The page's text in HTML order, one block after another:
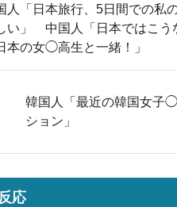
人「日本旅行、5日間での私
い」 中国人「日本ではこう
本の女◯高生と一緒！」
韓国人「最近の韓国女子
ション」
応